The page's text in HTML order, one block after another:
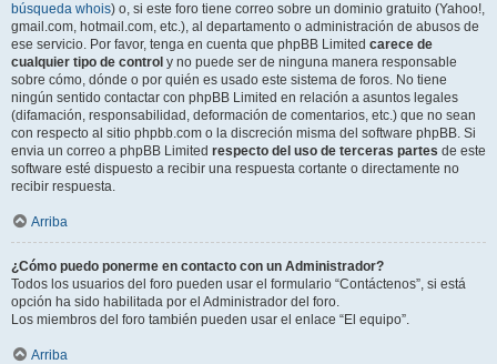
búsqueda whois) o, si este foro tiene correo sobre un dominio gratuito (Yahoo!,
gmail.com, hotmail.com, etc.), al departamento o administración de abusos de
ese servicio. Por favor, tenga en cuenta que phpBB Limited carece de
cualquier tipo de control y no puede ser de ninguna manera responsable
sobre cómo, dónde o por quién es usado este sistema de foros. No tiene
ningún sentido contactar con phpBB Limited en relación a asuntos legales
(difamación, responsabilidad, deformación de comentarios, etc.) que no sean
con respecto al sitio phpbb.com o la discreción misma del software phpBB. Si
envia un correo a phpBB Limited respecto del uso de terceras partes de este
software esté dispuesto a recibir una respuesta cortante o directamente no
recibir respuesta.
Arriba
¿Cómo puedo ponerme en contacto con un Administrador?
Todos los usuarios del foro pueden usar el formulario “Contáctenos”, si está
opción ha sido habilitada por el Administrador del foro.
Los miembros del foro también pueden usar el enlace “El equipo”.
Arriba